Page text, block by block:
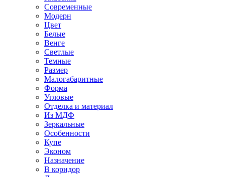
Современные
Модерн
Цвет
Белые
Венге
Светлые
Темные
Размер
Малогабаритные
Форма
Угловые
Отделка и материал
Из МДФ
Зеркальные
Особенности
Купе
Эконом
Назначение
В коридор